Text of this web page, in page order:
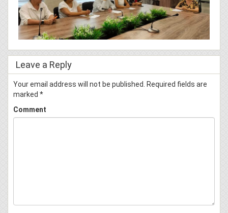
Leave a Reply
Your email address will not be published.
Required fields are
marked *
Comment